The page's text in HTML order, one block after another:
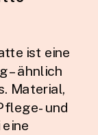
ist eine
– ähnlich
Material,
und